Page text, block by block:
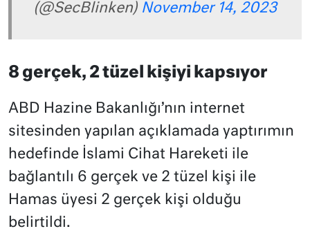
(@SecBlinken) November 14, 2023
8 gerçek, 2 tüzel kişiyi kapsıyor
ABD Hazine Bakanlığı’nın internet
sitesinden yapılan açıklamada yaptırımın
hedefinde İslami Cihat Hareketi ile
bağlantılı 6 gerçek ve 2 tüzel kişi ile
Hamas üyesi 2 gerçek kişi olduğu
belirtildi.